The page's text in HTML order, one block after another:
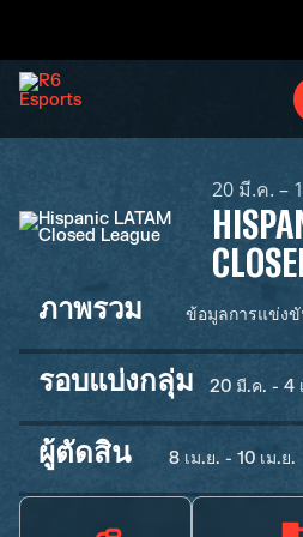
20 มี.ค. –
ภาพรวม ข้อมูลการแข่ง
รอบแบ่งกลุ่ม 20 มี.ค. - 4
ผู้ตัดสิน 8 เม.ย. - 10 เม.ย.